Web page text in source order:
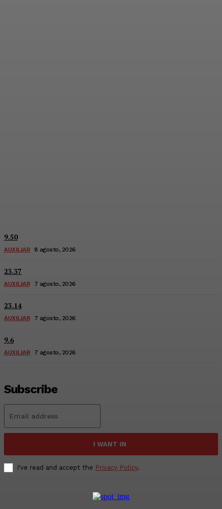
9.50
AUXILIAR 8 agosto, 2026
23.37
AUXILIAR 7 agosto, 2026
23.14
AUXILIAR 7 agosto, 2026
9.6
AUXILIAR 7 agosto, 2026
Subscribe
I WANT IN
I've read and accept the Privacy Policy.